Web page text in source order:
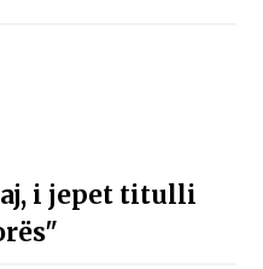
i jepet titulli